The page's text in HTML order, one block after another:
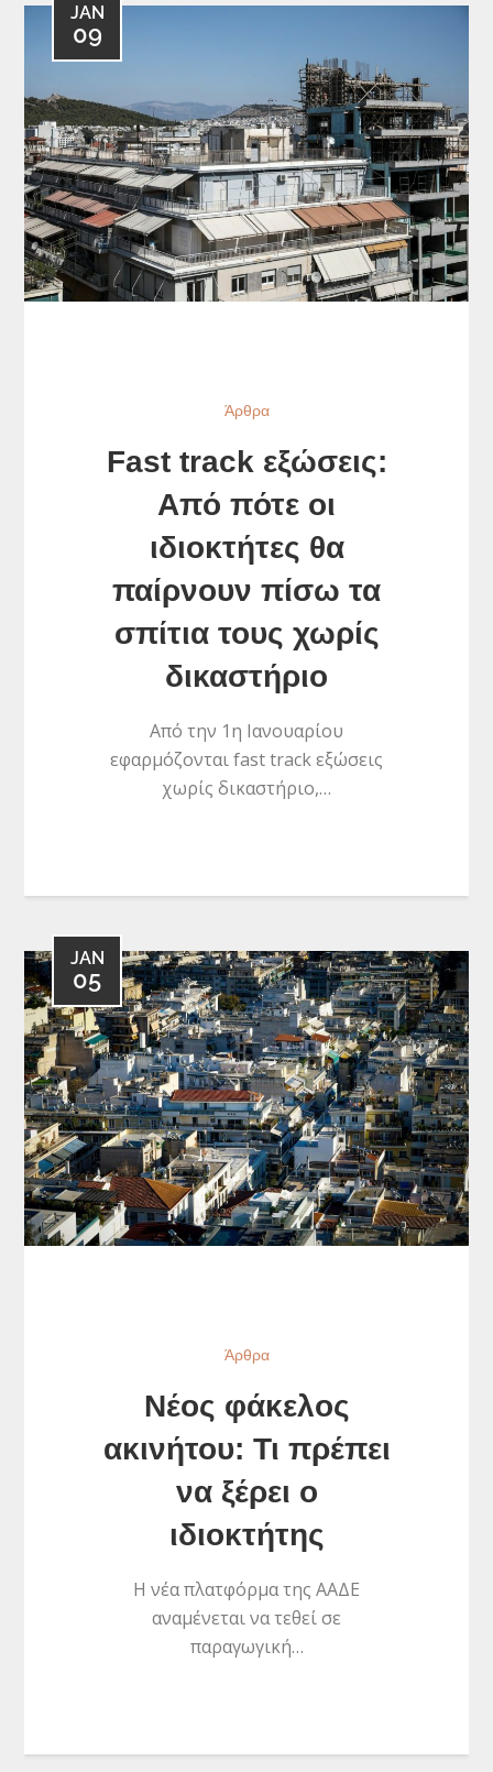
JAN
09
Άρθρα
Fast track εξώσεις:
Από πότε οι
ιδιοκτήτες θα
παίρνουν πίσω τα
σπίτια τους χωρίς
δικαστήριο
Από την 1η Ιανουαρίου
εφαρμόζονται fast track εξώσεις
χωρίς δικαστήριο,…
JAN
05
Άρθρα
Νέος φάκελος
ακινήτου: Τι πρέπει
να ξέρει ο
ιδιοκτήτης
Η νέα πλατφόρμα της ΑΑΔΕ
αναμένεται να τεθεί σε
παραγωγική…